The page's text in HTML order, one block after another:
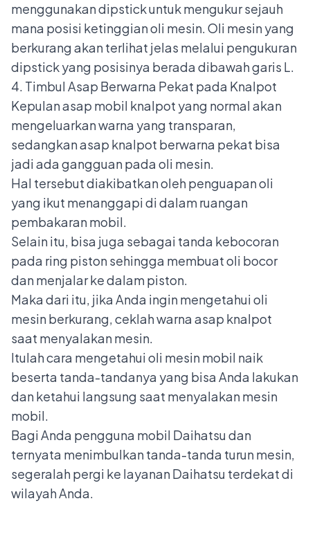
menggunakan dipstick untuk mengukur sejauh
mana posisi ketinggian oli mesin. Oli mesin yang
berkurang akan terlihat jelas melalui pengukuran
dipstick yang posisinya berada dibawah garis L.
4. Timbul Asap Berwarna Pekat pada Knalpot
Kepulan asap mobil knalpot yang normal akan
mengeluarkan warna yang transparan,
sedangkan asap knalpot berwarna pekat bisa
jadi ada gangguan pada oli mesin.
Hal tersebut diakibatkan oleh penguapan oli
yang ikut menanggapi di dalam ruangan
pembakaran mobil.
Selain itu, bisa juga sebagai tanda kebocoran
pada ring piston sehingga membuat oli bocor
dan menjalar ke dalam piston.
Maka dari itu, jika Anda ingin mengetahui oli
mesin berkurang, ceklah warna asap knalpot
saat menyalakan mesin.
Itulah cara mengetahui oli mesin mobil naik
beserta tanda-tandanya yang bisa Anda lakukan
dan ketahui langsung saat menyalakan mesin
mobil.
Bagi Anda pengguna mobil Daihatsu dan
ternyata menimbulkan tanda-tanda turun mesin,
segeralah pergi ke layananDaihatsu terdekat di
wilayah Anda.